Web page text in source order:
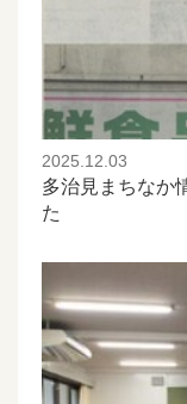
2025.12.03
多治見まちなか
た